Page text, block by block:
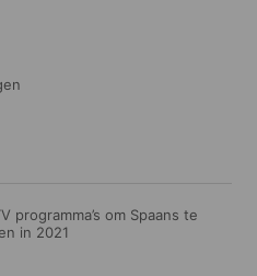
programma’s om Spaans te
in 2021